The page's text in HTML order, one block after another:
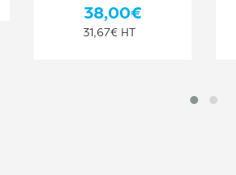
38,00€
31,67€ HT